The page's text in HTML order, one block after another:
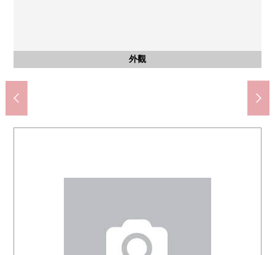
外觀
入口
入口
共有部分
共有部分
風景
來自西側陽台的風景
風景
來自西側陽台的風景
風景
來自西側陽台的風景
風景
來自東面陽台的風景
Mybasket James坂店(約320m)
7-Eleven南品川商店(約400m)
通用藥店大井町商店(約220m)
南品川4郵局(約510m)
理索納銀行品川分店(約530m)
淺間台小學(約620m)
東海中學(約1300m)
二日市公園(約380m)